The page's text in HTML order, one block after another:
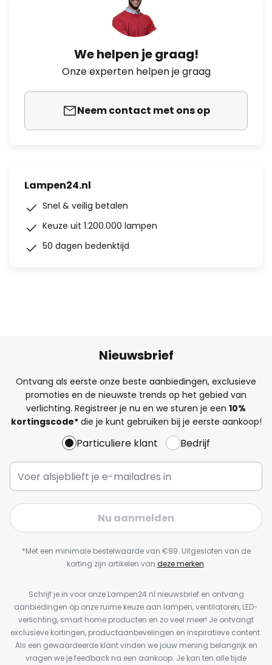
We helpen je graag!
Onze experten helpen je graag
Neem contact met ons op
Lampen24.nl
Snel & veilig betalen
Keuze uit 1.200.000 lampen
50 dagen bedenktijd
Nieuwsbrief
Ontvang als eerste onze beste aanbiedingen, exclusieve
promoties en de nieuwste trends op het gebied van
verlichting. Registreer je nu en we sturen je een 10%
kortingscode*die je kunt gebruiken bij je eerste aankoop!
Particuliere klant Bedrijf
Nu aanmelden
*Met een minimale bestelwaarde van €99. Uitgesloten van de
korting zijn artikelen van deze merken.
Schrijf je in voor onze Lampen24.nl nieuwsbrief en ontvang
aanbiedingen op onze ruime keuze aan lampen, ventilatoren, LED-
verlichting, smart home producten en zo veel meer! Je ontvangt
exclusieve kortingen, productaanbevelingen en inspiratieve content.
Als een gewaardeerde klant vinden we jouw mening belangrijk en
vragen we je feedback na een aankoop. Je kan ten alle tijde